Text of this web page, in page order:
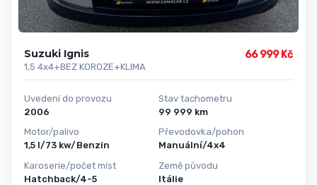
Suzuki Ignis
1,5 4x4+BEZ KOROZE+KLIMA
66 999 Kč
Uvedení do provozu
2006
Motor/palivo
1,5 l/73 kw/Benzin
Karoserie/počet míst
Hatchback/4-5
Stav tachometru
99 999 km
Převodovka/pohon
Manuální/4x4
Země původu
Itálie